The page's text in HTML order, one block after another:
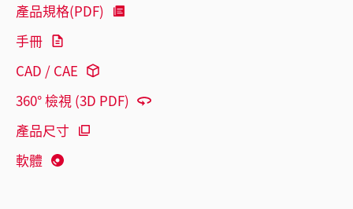
產品規格(PDF)
手冊
CAD / CAE
360° 檢視 (3D PDF)
產品尺寸
軟體